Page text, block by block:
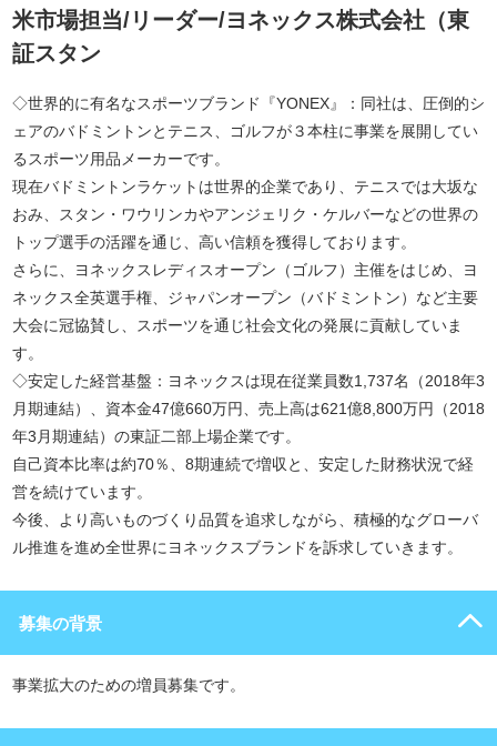
米市場担当/リーダー/ヨネックス株式会社（東
証スタン
◇世界的に有名なスポーツブランド『YONEX』：同社は、圧倒的シ
ェアのバドミントンとテニス、ゴルフが３本柱に事業を展開してい
るスポーツ用品メーカーです。
現在バドミントンラケットは世界的企業であり、テニスでは大坂な
おみ、スタン・ワウリンカやアンジェリク・ケルバーなどの世界の
トップ選手の活躍を通じ、高い信頼を獲得しております。
さらに、ヨネックスレディスオープン（ゴルフ）主催をはじめ、ヨ
ネックス全英選手権、ジャパンオープン（バドミントン）など主要
大会に冠協賛し、スポーツを通じ社会文化の発展に貢献していま
す。
◇安定した経営基盤：ヨネックスは現在従業員数1,737名（2018年3
月期連結）、資本金47億660万円、売上高は621億8,800万円（2018
年3月期連結）の東証二部上場企業です。
自己資本比率は約70％、8期連続で増収と、安定した財務状況で経
営を続けています。
今後、より高いものづくり品質を追求しながら、積極的なグローバ
ル推進を進め全世界にヨネックスブランドを訴求していきます。
募集の背景
事業拡大のための増員募集です。